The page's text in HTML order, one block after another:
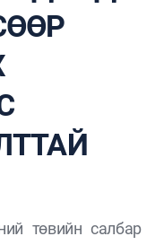
төвийн салбар